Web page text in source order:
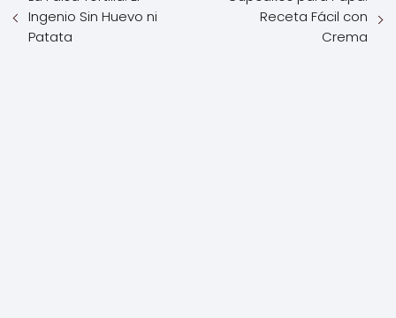
Ingenio Sin Huevo ni
Patata
Receta Fácil con
Crema